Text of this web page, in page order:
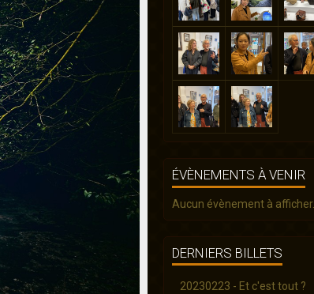
ÉVÈNEMENTS À VENIR
Aucun évènement à afficher.
DERNIERS BILLETS
20230223 - Et c'est tout ?